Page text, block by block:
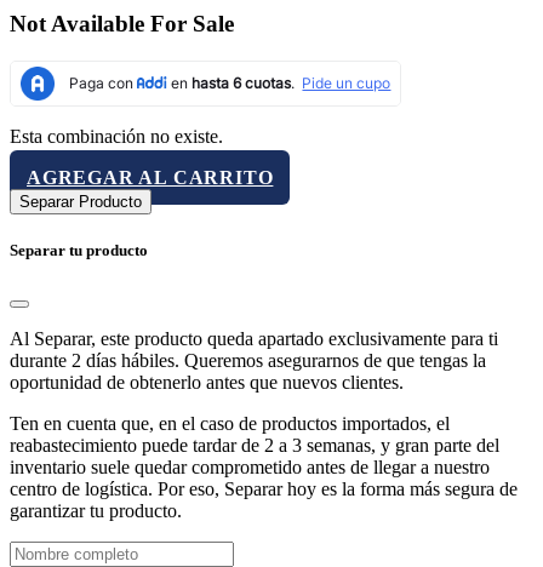
Not Available For Sale
Esta combinación no existe.
AGREGAR AL CARRITO
Separar Producto
Separar tu producto
Al Separar, este producto queda apartado exclusivamente para ti
durante 2 días hábiles. Queremos asegurarnos de que tengas la
oportunidad de obtenerlo antes que nuevos clientes.
Ten en cuenta que, en el caso de productos importados, el
reabastecimiento puede tardar de 2 a 3 semanas, y gran parte del
inventario suele quedar comprometido antes de llegar a nuestro
centro de logística. Por eso, Separar hoy es la forma más segura de
garantizar tu producto.